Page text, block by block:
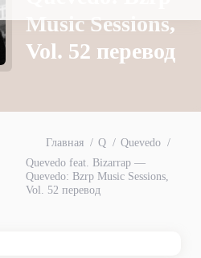
Music Sessions,
Vol. 52 перевод
Главная Q
Quevedo
Quevedo feat. Bizarrap —
Quevedo: Bzrp Music Sessions,
Vol. 52 перевод